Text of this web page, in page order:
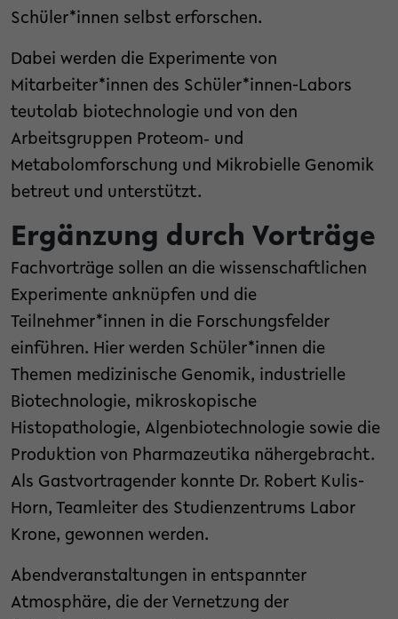
Schüler*innen selbst erforschen.
Dabei werden die Experimente von
Mitarbeiter*innen des Schüler*innen-Labors
teutolab biotechnologie und von den
Arbeitsgruppen Proteom‐ und
Metabolomforschung und Mikrobielle Genomik
betreut und unterstützt.
Ergänzung durch Vorträge
Fachvorträge sollen an die wissenschaftlichen
Experimente anknüpfen und die
Teilnehmer*innen in die Forschungsfelder
einführen. Hier werden Schüler*innen die
Themen medizinische Genomik, industrielle
Biotechnologie, mikroskopische
Histopathologie, Algenbiotechnologie sowie die
Produktion von Pharmazeutika nähergebracht.
Als Gastvortragender konnte Dr. Robert Kulis-
Horn, Teamleiter des Studienzentrums Labor
Krone, gewonnen werden.
Abendveranstaltungen in entspannter
Atmosphäre, die der Vernetzung der